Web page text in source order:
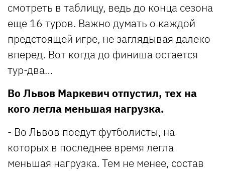
смотреть в таблицу, ведь до конца сезона
еще 16 туров. Важно думать о каждой
предстоящей игре, не заглядывая далеко
вперед. Вот когда до финиша остается
тур-два…
Во Львов Маркевич отпустил, тех на
кого легла меньшая нагрузка.
- Во Львов поедут футболисты, на
которых в последнее время легла
меньшая нагрузка. Тем не менее, состав